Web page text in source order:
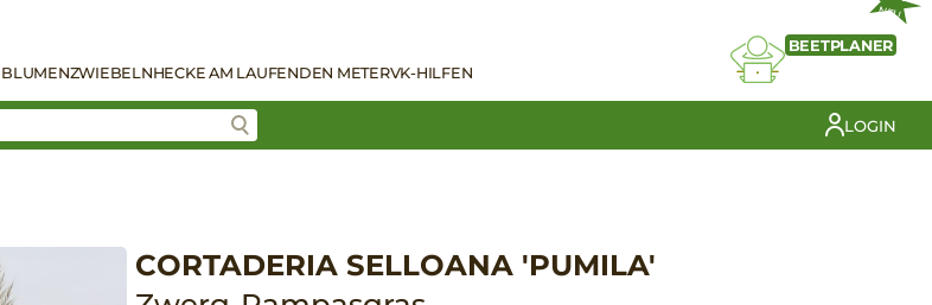
BLUMENZWIEBELNHECKE AM LAUFENDEN METERVK-HILFEN
NEU
BEETPLANER
LOGIN
CORTADERIA SELLOANA 'PUMILA'